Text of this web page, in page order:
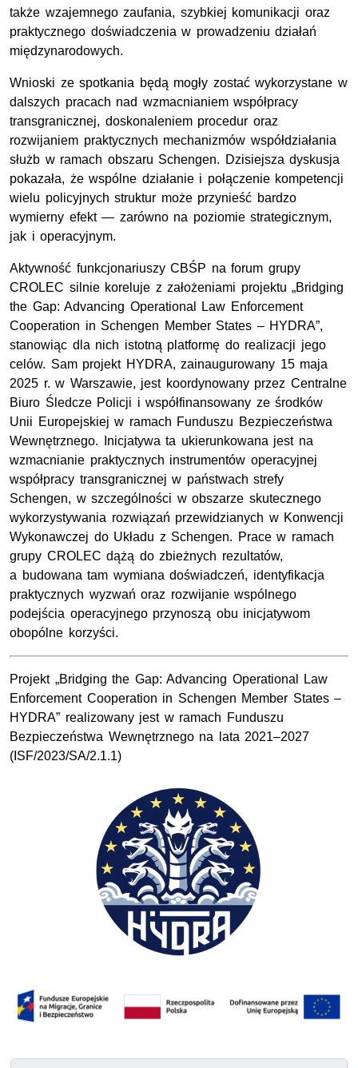
także wzajemnego zaufania, szybkiej komunikacji oraz
praktycznego doświadczenia w prowadzeniu działań
międzynarodowych.
Wnioski ze spotkania będą mogły zostać wykorzystane w
dalszych pracach nad wzmacnianiem współpracy
transgranicznej, doskonaleniem procedur oraz
rozwijaniem praktycznych mechanizmów współdziałania
służb w ramach obszaru Schengen. Dzisiejsza dyskusja
pokazała, że wspólne działanie i połączenie kompetencji
wielu policyjnych struktur może przynieść bardzo
wymierny efekt — zarówno na poziomie strategicznym,
jak i operacyjnym.
Aktywność funkcjonariuszy CBŚP na forum grupy
CROLEC silnie koreluje z założeniami projektu „Bridging
the Gap: Advancing Operational Law Enforcement
Cooperation in Schengen Member States – HYDRA”,
stanowiąc dla nich istotną platformę do realizacji jego
celów. Sam projekt HYDRA, zainaugurowany 15 maja
2025 r. w Warszawie, jest koordynowany przez Centralne
Biuro Śledcze Policji i współfinansowany ze środków
Unii Europejskiej w ramach Funduszu Bezpieczeństwa
Wewnętrznego. Inicjatywa ta ukierunkowana jest na
wzmacnianie praktycznych instrumentów operacyjnej
współpracy transgranicznej w państwach strefy
Schengen, w szczególności w obszarze skutecznego
wykorzystywania rozwiązań przewidzianych w Konwencji
Wykonawczej do Układu z Schengen. Prace w ramach
grupy CROLEC dążą do zbieżnych rezultatów,
a budowana tam wymiana doświadczeń, identyfikacja
praktycznych wyzwań oraz rozwijanie wspólnego
podejścia operacyjnego przynoszą obu inicjatywom
obopólne korzyści.
Projekt „Bridging the Gap: Advancing Operational Law
Enforcement Cooperation in Schengen Member States –
HYDRA” realizowany jest w ramach Funduszu
Bezpieczeństwa Wewnętrznego na lata 2021–2027
(ISF/2023/SA/2.1.1)